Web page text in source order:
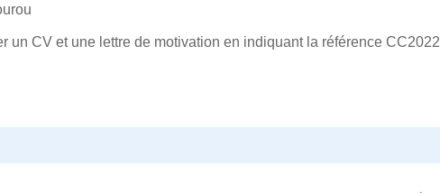
un CV et une lettre de motivation en indiquant la référence CC2022